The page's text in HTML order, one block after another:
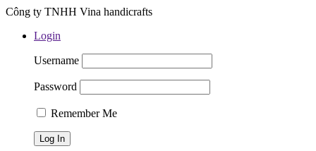
Công ty TNHH Vina handicrafts
Login
Username
Password
Remember Me